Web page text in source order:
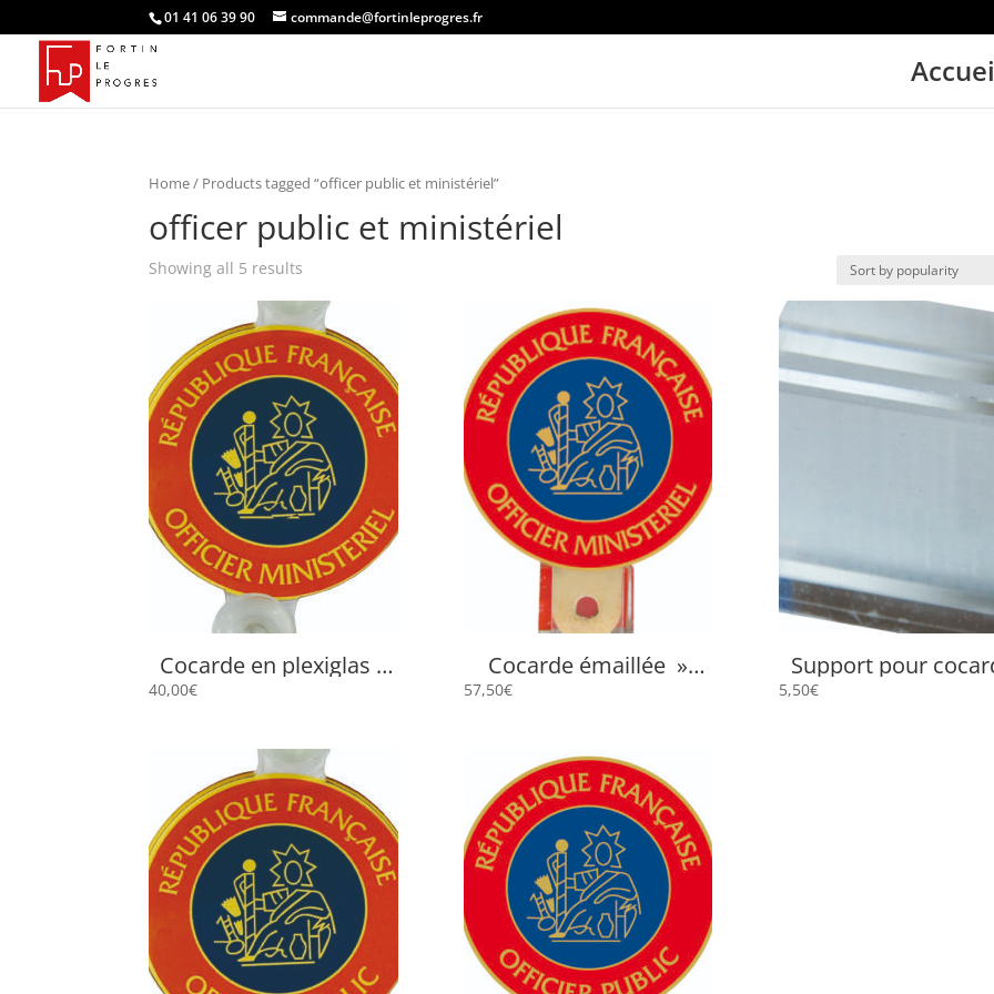
01 41 06 39 90 commande@fortinleprogres.fr
Home/ Products tagged “officer public et ministériel”
officer public et ministériel
Showing all 5 results
Cocarde en plexiglas à
ventouses « Officier
40,00€
Cocarde émaillée »
Officier Ministériel »
57,50€
Support pour
SUPPORT
5,50€